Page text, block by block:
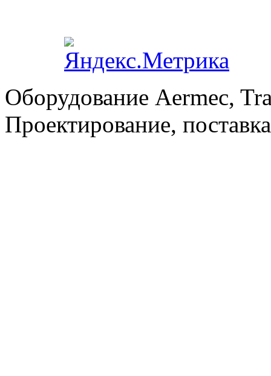
Оборудование Aermec,
Проектирование,